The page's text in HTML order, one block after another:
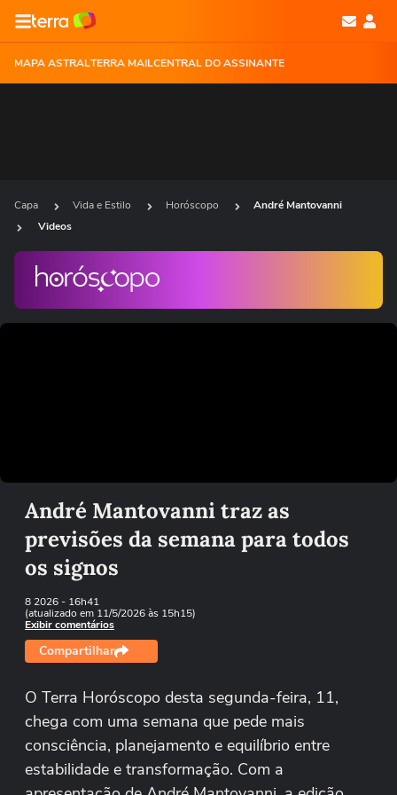
MAPA ASTRALTERRA MAILCENTRAL DO ASSINANTE
Capa Vida e Estilo Horóscopo
André Mantovanni
Videos
André Mantovanni traz as
previsões da semana para todos
os signos
8 2026- 16h41
(atualizado em 11/5/2026 às 15h15)
Exibir comentários
Compartilhar
O Terra Horóscopo desta segunda-feira, 11,
chega com uma semana que pede mais
consciência, planejamento e equilíbrio entre
estabilidade e transformação. Com a